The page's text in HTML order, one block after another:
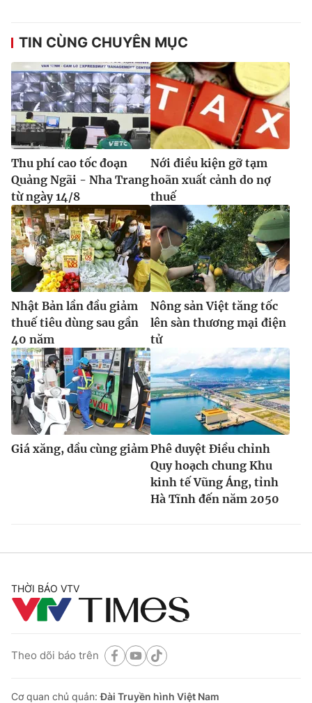
TIN CÙNG CHUYÊN MỤC
Thu phí cao tốc đoạn
Quảng Ngãi - Nha Trang
từ ngày 14/8
Nới điều kiện gỡ tạm
hoãn xuất cảnh do nợ
thuế
Nhật Bản lần đầu giảm
thuế tiêu dùng sau gần
40 năm
Nông sản Việt tăng tốc
lên sàn thương mại điện
tử
Giá xăng, dầu cùng giảm Phê duyệt Điều chỉnh
Quy hoạch chung Khu
kinh tế Vũng Áng, tỉnh
Hà Tĩnh đến năm 2050
THỜI BÁO VTV
Theo dõi báo trên
Cơ quan chủ quản:Đài Truyền hình Việt Nam